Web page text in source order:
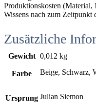
Produktionskosten (Material,
Wissens nach zum
Zusätzliche
Gewicht 0,012 kg
Farbe Beige, Schwarz,
Ursprung Julian Siemon